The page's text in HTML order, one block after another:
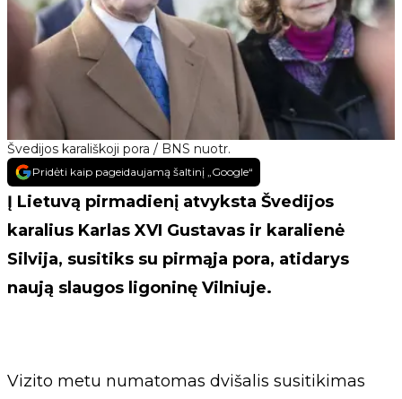
Švedijos karališkoji pora / BNS nuotr.
Pridėti kaip pageidaujamą šaltinį „Google“
Į Lietuvą pirmadienį atvyksta Švedijos
karalius Karlas XVI Gustavas ir karalienė
Silvija, susitiks su pirmąja pora, atidarys
naują slaugos ligoninę Vilniuje.
Vizito metu numatomas dvišalis susitikimas